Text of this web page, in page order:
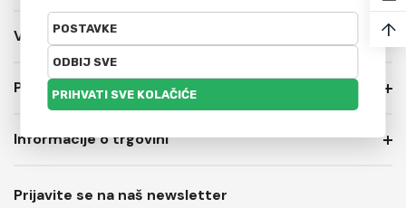
Više Info.
PRIVATNOST I USLOVI PRODAJE
Prijavite se na naš newsletter
Informacije o trgovini
↑